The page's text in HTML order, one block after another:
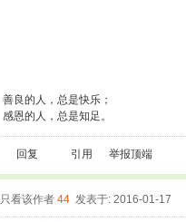
善良的人，总是快乐；
感恩的人，总是知足。
回复 引用 举报顶端
只看该作者 44 发表于: 2016-01-17